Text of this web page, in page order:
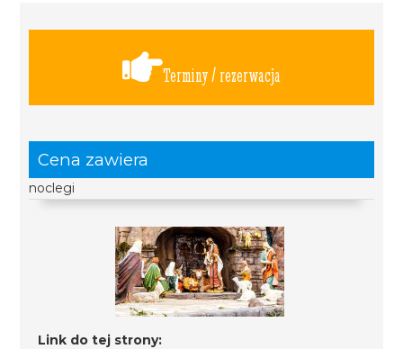
Terminy / rezerwacja
Cena zawiera
noclegi
Link do tej strony: